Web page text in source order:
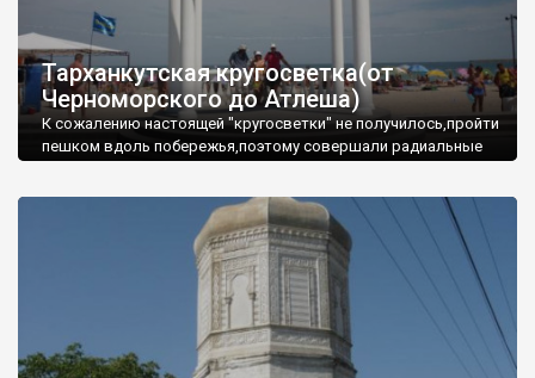
Тарханкутская кругосветка(от
Черноморского до Атлеша)
К сожалению настоящей "кругосветки" не получилось,пройти
пешком вдоль побережья,поэтому совершали радиальные